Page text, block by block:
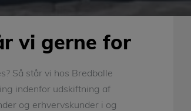
vi gerne for
Så står vi hos Bredballe
indenfor udskiftning af
og erhvervskunder i og